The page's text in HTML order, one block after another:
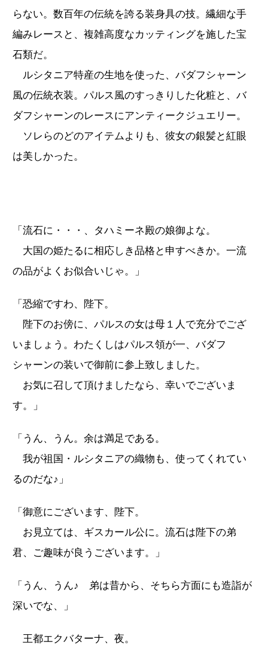
らない。数百年の伝統を誇る装身具の技。繊細な手
編みレースと、複雑高度なカッティングを施した宝
石類だ。
ルシタニア特産の生地を使った、バダフシャーン
風の伝統衣装。パルス風のすっきりした化粧と、バ
ダフシャーンのレースにアンティークジュエリー。
ソレらのどのアイテムよりも、彼女の銀髪と紅眼
は美しかった。
「流石に・・・、タハミーネ殿の娘御よな。
大国の姫たるに相応しき品格と申すべきか。一流
の品がよくお似合いじゃ。」
「恐縮ですわ、陛下。
陛下のお傍に、パルスの女は母１人で充分でござ
いましょう。わたくしはパルス領が一、バダフ
シャーンの装いで御前に参上致しました。
お気に召して頂けましたなら、幸いでございま
す。」
「うん、うん。余は満足である。
我が祖国・ルシタニアの織物も、使ってくれてい
るのだな♪」
「御意にございます、陛下。
お見立ては、ギスカール公に。流石は陛下の弟
君、ご趣味が良うございます。」
「うん、うん♪ 弟は昔から、そちら方面にも造詣が
深いでな、」
王都エクバターナ、夜。